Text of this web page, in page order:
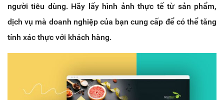
người tiêu dùng. Hãy lấy hình ảnh thực tế từ sản phẩm,
dịch vụ mà doanh nghiệp của bạn cung cấp để có thể tăng
tính xác thực với khách hàng.